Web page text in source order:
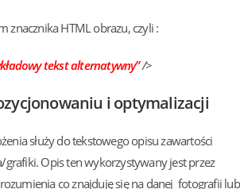
znacznika HTML obrazu, czyli :
tekst alternatywny”/>
i optymalizacji
służy do tekstowego opisu zawartości
grafiki. Opis ten wykorzystywany jest przez
co znajduję się na danej fotografii lub